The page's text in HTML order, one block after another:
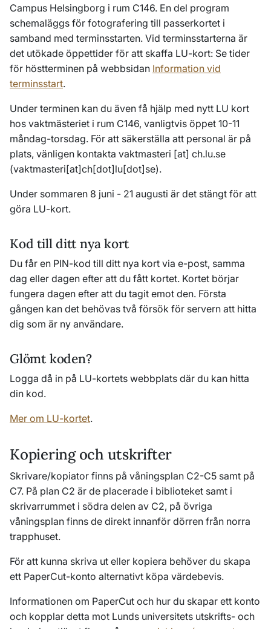
Campus Helsingborg i rum C146. En del program
schemaläggs för fotografering till passerkortet i
samband med terminsstarten. Vid terminsstarterna är
det utökade öppettider för att skaffa LU-kort: Se tider
för höstterminen på webbsidan Information vid
terminsstart.
Under terminen kan du även få hjälp med nytt LU kort
hos vaktmästeriet i rum C146, vanligtvis öppet 10-11
måndag-torsdag. För att säkerställa att personal är på
plats, vänligen kontakta vaktmasteri [at] ch.lu.se
(vaktmasteri[at]ch[dot]lu[dot]se).
Under sommaren 8 juni - 21 augusti är det stängt för att
göra LU-kort.
Kod till ditt nya kort
Du får en PIN-kod till ditt nya kort via e-post, samma
dag eller dagen efter att du fått kortet. Kortet börjar
fungera dagen efter att du tagit emot den. Första
gången kan det behövas två försök för servern att hitta
dig som är ny användare.
Glömt koden?
Logga då in på LU-kortets webbplats där du kan hitta
din kod.
Mer om LU-kortet.
Kopiering och utskrifter
Skrivare/kopiator finns på våningsplan C2-C5 samt på
C7. På plan C2 är de placerade i biblioteket samt i
skrivarrummet i södra delen av C2, på övriga
våningsplan finns de direkt innanför dörren från norra
trapphuset.
För att kunna skriva ut eller kopiera behöver du skapa
ett PaperCut-konto alternativt köpa värdebevis.
Informationen om PaperCut och hur du skapar ett konto
och kopplar detta mot Lunds universitets utskrifts- och